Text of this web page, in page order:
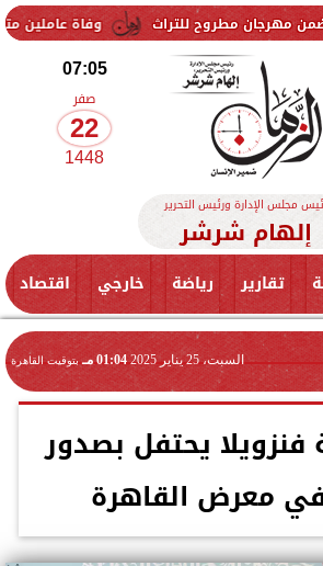
وفاة عاملين متأثرين بإصابتهما للتراث
07:05
صفر
22
1448
مجلس الإدارة ورئيس التحرير
إلهام شرشر
تقارير رياضة خارجي اقتصاد
السبت، 25 يناير 2025 01:04 مـ بتوقيت القاهرة
فنزويلا يحتفل بصدور
معرض القاهرة